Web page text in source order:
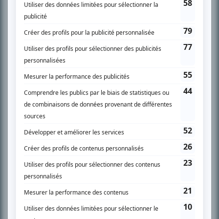
SUR LE RÉSEAU BIZZ MÉDIA
PLAN DU SITE
Accueil
Liste des oeuvres
Recherche avancée
À propos
Nous contacter
Termes et conditions
Politique de confidentialité
Gestion du consentement